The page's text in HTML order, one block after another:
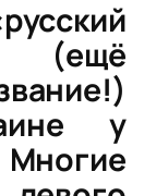
(ещё
у